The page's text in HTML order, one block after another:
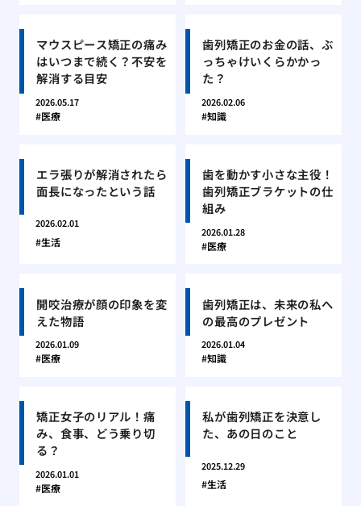
マウスピース矯正の痛み
はいつまで続く？不安を
解消する目安
2026.05.17
医療
歯列矯正のお金の話、ぶ
っちゃけいくらかかっ
た？
2026.02.06
知識
エラ張りが解消されたら
面長になったという話
2026.02.01
生活
歯を動かす小さな主役！
歯列矯正ブラケットの仕
組み
2026.01.28
医療
開咬治療が顔の印象を変
えた物語
2026.01.09
医療
歯列矯正は、未来の私へ
の最高のプレゼント
2026.01.04
知識
矯正女子のリアル！痛
み、食事、どう乗り切
る？
2026.01.01
医療
私が歯列矯正を決意し
た、あの日のこと
2025.12.29
生活